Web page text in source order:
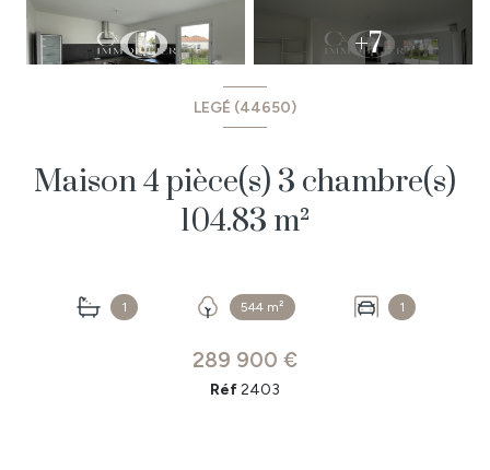
+7
LEGÉ (44650)
Maison 4 pièce(s) 3 chambre(s)
104.83 m²
1 544 m² 1
289 900 €
Réf2403